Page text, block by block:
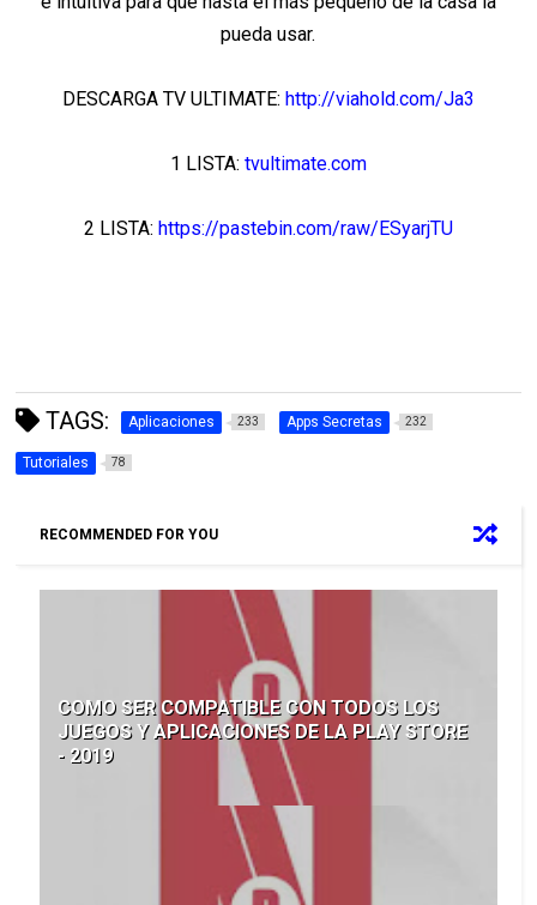
pueda usar.
DESCARGA TV ULTIMATE: http://viahold.com/Ja3
1 LISTA: tvultimate.com
2 LISTA: https://pastebin.com/raw/ESyarjTU
TAGS: Aplicaciones 233 Apps Secretas 232
Tutoriales 78
RECOMMENDED FOR YOU
COMO SER COMPATIBLE CON TODOS LOS
JUEGOS Y APLICACIONES DE LA PLAY STORE
- 2019